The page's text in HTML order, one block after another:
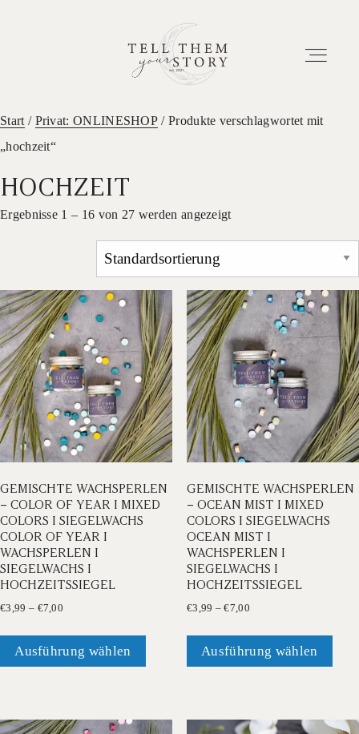
ETWAS ÜBER UNS
Start / Privat: ONLINESHOP / Produkte verschlagwortet mit
„hochzeit“
HOCHZEIT
Ergebnisse 1 – 16 von 27 werden angezeigt
GEMISCHTE WACHSPERLEN
– COLOR OF YEAR I MIXED
COLORS I SIEGELWACHS
COLOR OF YEAR I
WACHSPERLEN I
SIEGELWACHS I
HOCHZEITSSIEGEL
€3,99 – €7,00
€7,00
Ausführung wählen
weist
auf.
GEMISCHTE WACHSPERLEN
– OCEAN MIST I MIXED
COLORS I SIEGELWACHS
OCEAN MIST I
WACHSPERLEN I
SIEGELWACHS I
HOCHZEITSSIEGEL
€3,99 –€7,00
€7,00
Ausführung wählen
weist
auf.